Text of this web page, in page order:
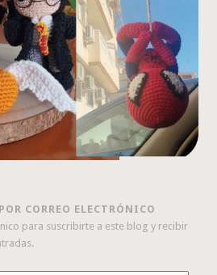
CORREO ELECTRÓNICO
para suscribirte a este blog y recibir